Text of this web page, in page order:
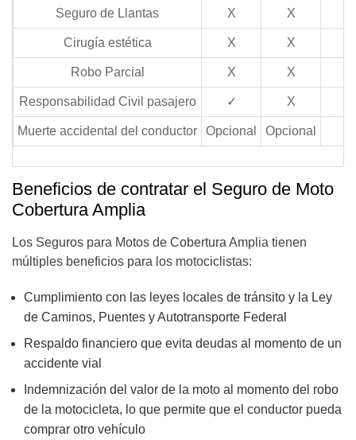
Seguro de Llantas X X
Cirugía estética X X
Robo Parcial X X
Responsabilidad Civil pasajero ✓ X
Muerte accidental del conductor Opcional Opcional
Beneficios de contratar el Seguro de Moto
Cobertura Amplia
Los Seguros para Motos de Cobertura Amplia tienen
múltiples beneficios para los motociclistas:
Cumplimiento con las leyes locales de tránsito y la Ley
de Caminos, Puentes y Autotransporte Federal
Respaldo financiero que evita deudas al momento de un
accidente vial
Indemnización del valor de la moto al momento del robo
de la motocicleta, lo que permite que el conductor pueda
comprar otro vehículo